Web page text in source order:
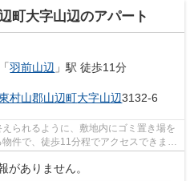
町大字山辺のアパート
「羽前山辺 」駅 徒歩11分
村山郡山辺町大字山辺3132-6
られるように、敷地内にゴミ置き場を
件で、徒歩11分程でアクセスできま
の物...
がありません。